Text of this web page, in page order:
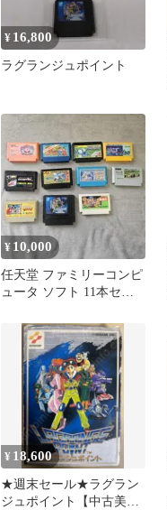
¥ 16,800
ラグランジュポイント
¥ 10,000
任天堂 ファミリーコンピ
ュータ ソフト 11本セッ
¥ 18,600
★週末セール★ラグラン
ジュポイント【中古美